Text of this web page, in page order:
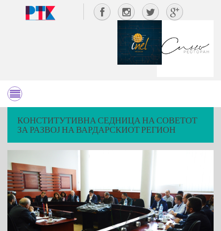
КОНСТИТУТИВНА СЕДНИЦА НА СОВЕТОТ
ЗА РАЗВОЈ НА ВАРДАРСКИОТ РЕГИОН